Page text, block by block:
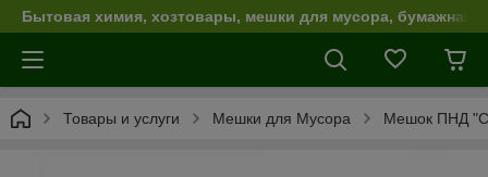
Бытовая химия, хозтовары, мешки для мусора, бумажная
Товары и услуги Мешки для Мусора Мешок ПНД